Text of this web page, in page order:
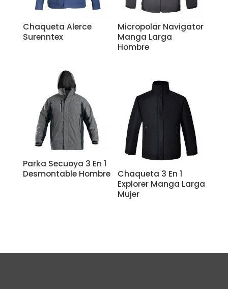
Chaqueta Alerce
Surenntex
Micropolar Navigator
Manga Larga
Hombre
Parka Secuoya 3 En 1
Desmontable Hombre
Chaqueta 3 En 1
Explorer Manga Larga
Mujer